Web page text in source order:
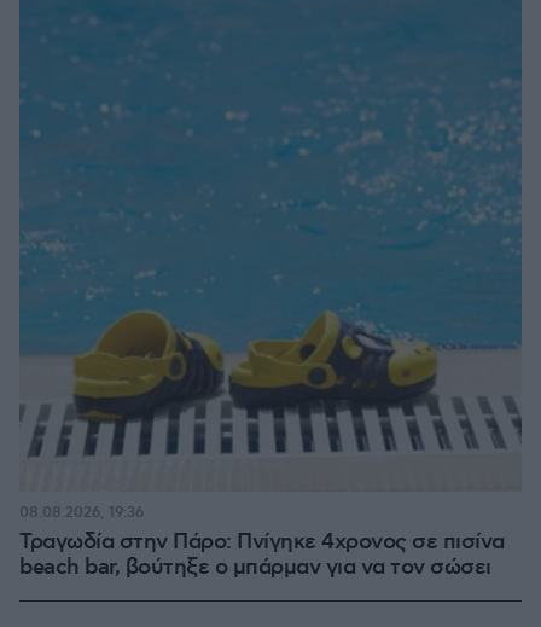
Τραγωδία στην Πάρο: Πνίγηκε 4χρονος σε πισίνα
beach bar, βούτηξε ο μπάρμαν για να τον σώσει
08.08.2026, 19:36